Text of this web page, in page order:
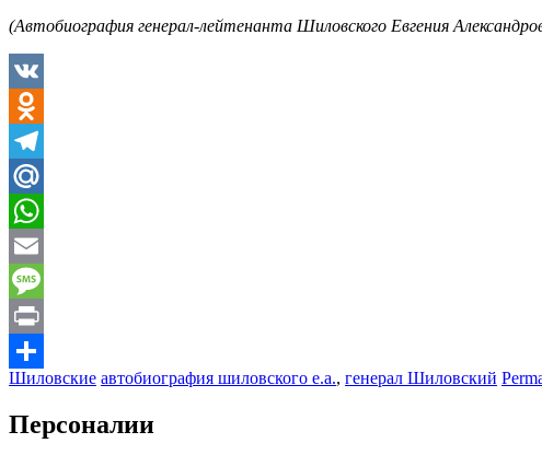
(Автобиография генерал-лейтенанта Шиловского Евгения
VK
Odnoklassniki
Telegram
Mail.Ru
WhatsApp
Email
Message
Print
Отправить
Шиловские автобиография шиловского е.а., генерал Шиловский
Персоналии